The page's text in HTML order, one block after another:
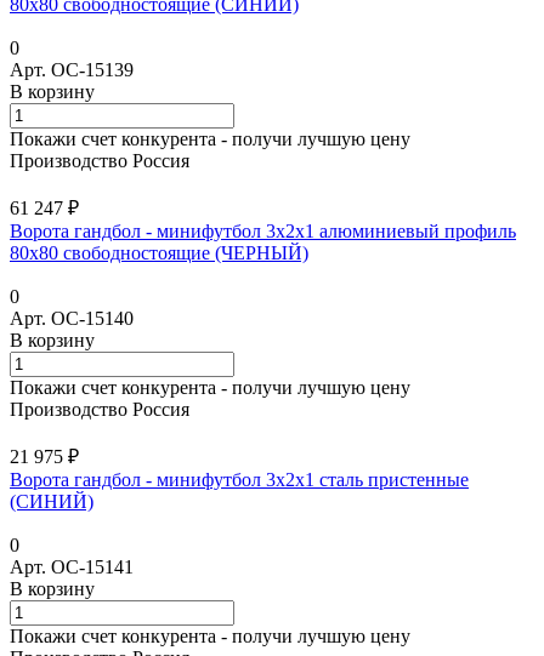
0
Арт. ОС-15139
В корзину
Покажи счет конкурента - получи лучшую цену
Производство Россия
61 247 ₽
Ворота гандбол - минифутбол 3x2x1 алюминиевый профиль
80х80 свободностоящие (ЧЕРНЫЙ)
0
Арт. ОС-15140
В корзину
Покажи счет конкурента - получи лучшую цену
Производство Россия
21 975 ₽
Ворота гандбол - минифутбол 3х2х1 сталь пристенные
(СИНИЙ)
0
Арт. ОС-15141
В корзину
Покажи счет конкурента - получи лучшую цену